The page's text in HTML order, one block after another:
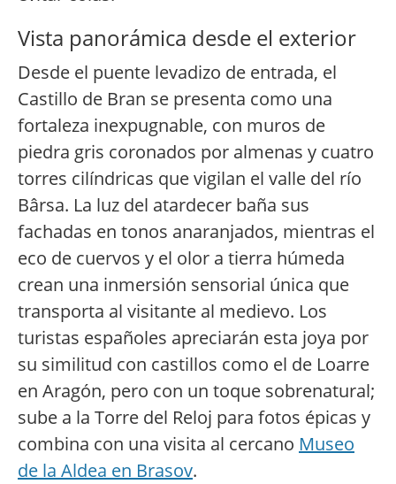
Vista panorámica desde el exterior
Desde el puente levadizo de entrada, el
Castillo de Bran se presenta como una
fortaleza inexpugnable, con muros de
piedra gris coronados por almenas y cuatro
torres cilíndricas que vigilan el valle del río
Bârsa. La luz del atardecer baña sus
fachadas en tonos anaranjados, mientras el
eco de cuervos y el olor a tierra húmeda
crean una inmersión sensorial única que
transporta al visitante al medievo. Los
turistas españoles apreciarán esta joya por
su similitud con castillos como el de Loarre
en Aragón, pero con un toque sobrenatural;
sube a la Torre del Reloj para fotos épicas y
combina con una visita al cercano Museo
de la Aldea en Brasov.